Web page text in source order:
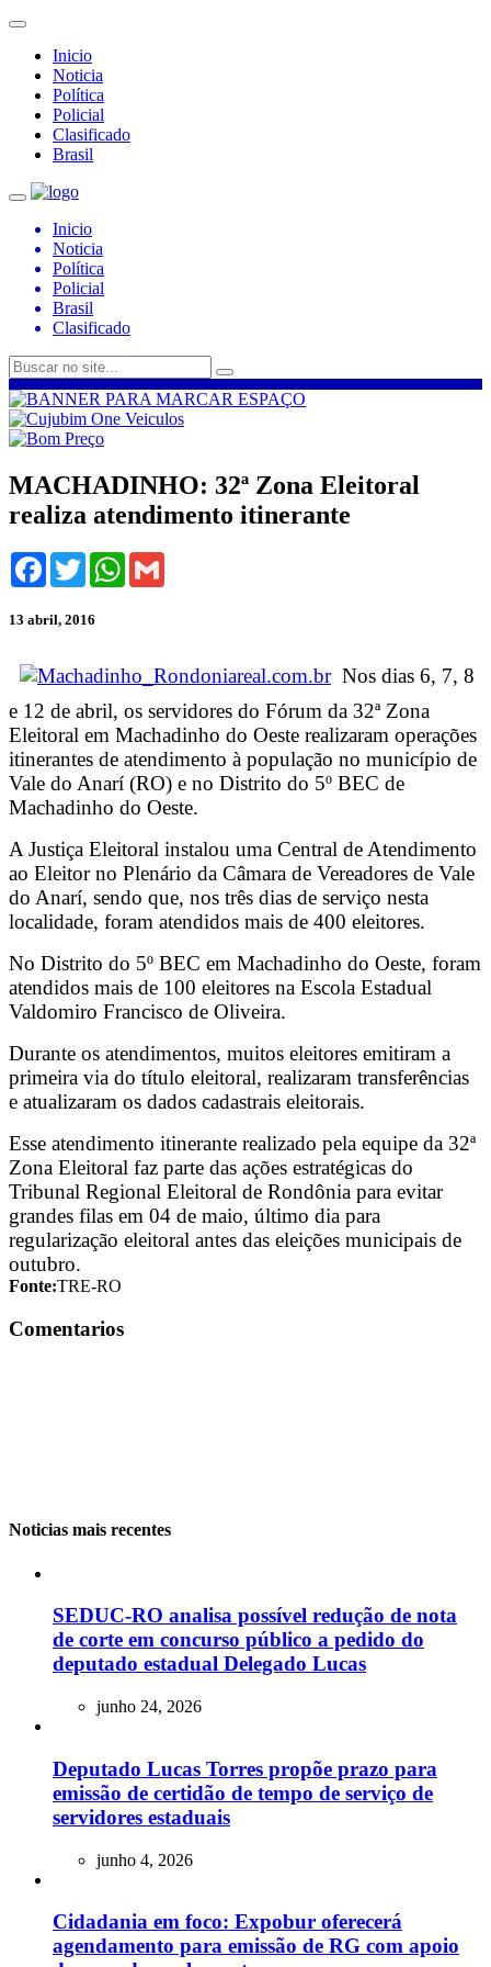
Inicio
Noticia
Política
Policial
Clasificado
Brasil
Inicio
Noticia
Política
Policial
Brasil
Clasificado
MACHADINHO: 32ª Zona Eleitoral
realiza atendimento itinerante
Facebook
TwitterWhatsApp
13 abril, 2016
Nos dias 6, 7, 8
e 12 de abril, os servidores do Fórum da 32ª Zona
Eleitoral em Machadinho do Oeste realizaram operações
itinerantes de atendimento à população no município de
Vale do Anarí (RO) e no Distrito do 5º BEC de
Machadinho do Oeste.
A Justiça Eleitoral instalou uma Central de Atendimento
ao Eleitor no Plenário da Câmara de Vereadores de Vale
do Anarí, sendo que, nos três dias de serviço nesta
localidade, foram atendidos mais de 400 eleitores.
No Distrito do 5º BEC em Machadinho do Oeste, foram
atendidos mais de 100 eleitores na Escola Estadual
Valdomiro Francisco de Oliveira.
Durante os atendimentos, muitos eleitores emitiram a
primeira via do título eleitoral, realizaram transferências
e atualizaram os dados cadastrais eleitorais.
Esse atendimento itinerante realizado pela equipe da 32ª
Zona Eleitoral faz parte das ações estratégicas do
Tribunal Regional Eleitoral de Rondônia para evitar
grandes filas em 04 de maio, último dia para
regularização eleitoral antes das eleições municipais de
outubro.
Fonte:TRE-RO
Comentarios
Noticias mais recentes
SEDUC-RO analisa possível redução de nota
de corte em concurso público a pedido do
deputado estadual Delegado Lucas
junho 24, 2026
Deputado Lucas Torres propõe prazo para
emissão de certidão de tempo de serviço de
servidores estaduais
junho 4, 2026
Cidadania em foco: Expobur oferecerá
agendamento para emissão de RG com apoio